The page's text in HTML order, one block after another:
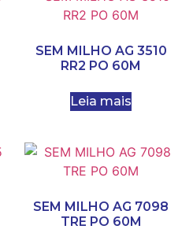
SEM MILHO AG 3510
RR2 PO 60M
Leia mais
SEM MILHO AG 7098
TRE PO 60M